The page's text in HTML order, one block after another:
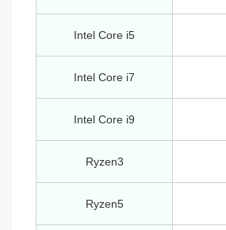
Intel Core i5
Intel Core i7
Intel Core i9
Ryzen3
Ryzen5